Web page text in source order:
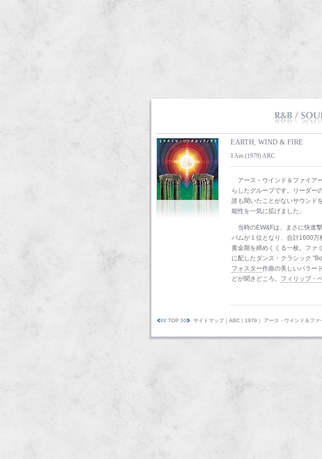
EARTH, WIND & FIRE
I Am (1979) ARC
アース・ウインド＆ファイア
らしたグループです。リーダー
誰も聞いたことがないサウンド
能性を一気に拡げました。
当時のEW&Fは、まさに快進
バムが１位となり、合計1600
黄金期を締めくくる一枚。ファ
に配したダンス・クラシック
フォスター作曲の美しいバラー
どが聞きどころ。 フィリップ・
TOP サイトマップ ABC 1979 ｜ アース・ウインド＆ファ